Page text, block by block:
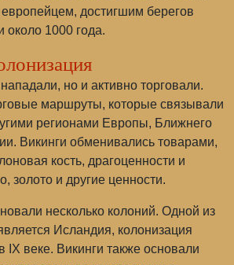
достигшим берегов
1000 года.
но и активно торговали.
маршруты, которые связывали
регионами Европы, Ближнего
Викинги обменивались товарами,
кость, драгоценности и
золото и другие ценности.
несколько колоний. Одной из
Исландия, колонизация
IX веке. Викинги также основали